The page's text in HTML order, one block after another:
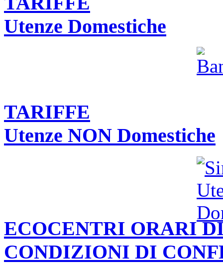
Utenze Domestiche
TARIFFE
Utenze NON Domestiche
ECOCENTRI ORARI
CONDIZIONI DI